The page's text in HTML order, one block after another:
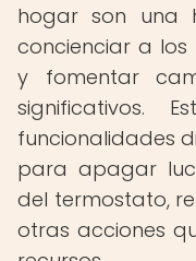
hogar son una
concienciar a los
y fomentar
significativos.
funcionalidades
para apagar
del termostato,
otras acciones